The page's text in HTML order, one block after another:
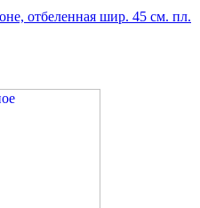
отбеленная шир. 45 см. пл.